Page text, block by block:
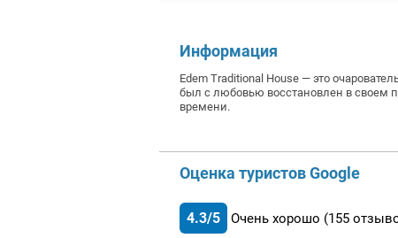
Информация
Edem Traditional House — это
был с любовью восстановлен в своем
времени.
Оценка туристов Google
4.3/5 Очень хорошо (155